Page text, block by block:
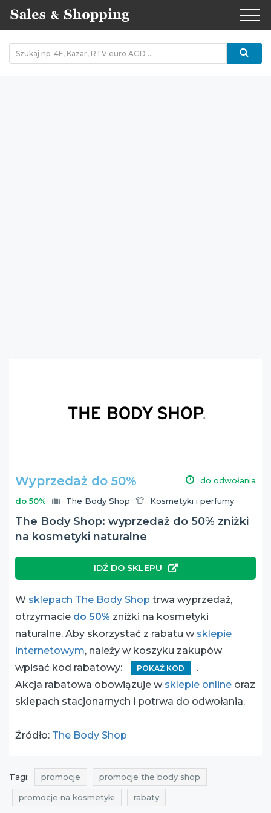
Wyprzedaż do 50% do odwołania
do 50% The Body Shop Kosmetyki i perfumy
The Body Shop: wyprzedaż do 50% zniżki
na kosmetyki naturalne
IDŹ DO SKLEPU
W sklepach The Body Shop trwa wyprzedaż,
otrzymacie do 50% zniżki na kosmetyki
naturalne. Aby skorzystać z rabatu w sklepie
internetowym, należy w koszyku zakupów
wpisać kod rabatowy:
POKAŻ KOD
.
Akcja rabatowa obowiązuje w sklepie online oraz
sklepach stacjonarnych i potrwa do odwołania.
Źródło: The Body Shop
Tagi: promocje promocje the body shop
promocje na kosmetyki rabaty